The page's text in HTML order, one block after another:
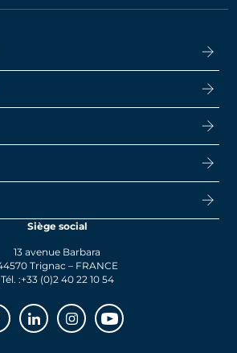
Nantes Decré
La Baule
Siège social
13 avenue Barbara
Trignac – FRANCE
Tél. :+33 (0)2 40 22 10 54
FacebookLinkedinInstagramYoutube